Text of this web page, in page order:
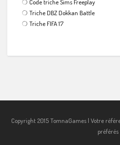
❍ Code triche Sims Freeplay
❍ Triche DBZ Dokkan Battle
❍ Triche FIFA 17
Copyright 2015 TomnaGames | Votre
préférés